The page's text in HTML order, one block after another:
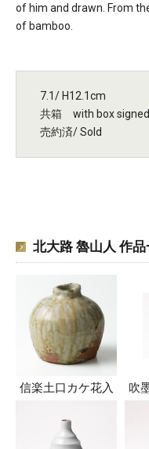
of him and drawn. From
of bamboo.
7.1/ H12.1cm
共箱 with box
売約済/ Sold
北大路 魯山人 作
信楽土口カケ花入 吹